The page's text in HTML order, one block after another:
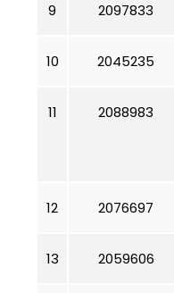
9 2097833
10 2045235
11 2088983
12 2076697
13 2059606